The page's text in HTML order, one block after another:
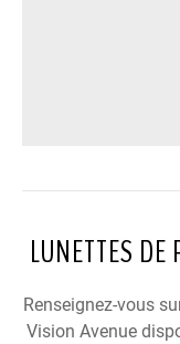
LUNETTES DE
Renseignez-vous
Vision Avenue